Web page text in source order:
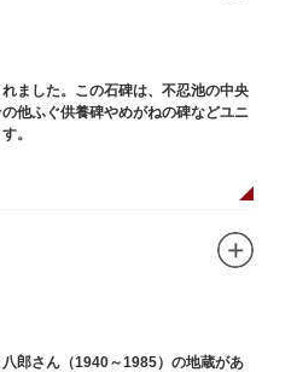
ました。この石碑は、不忍池の中央
他ふぐ供養碑やめがねの碑などユニ
。
郎さん（1940～1985）の地蔵があ